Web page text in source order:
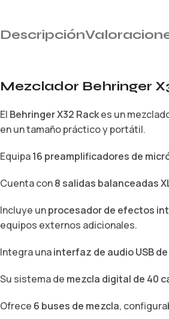
Descripción
Mezclador Behringer
El Behringer X32 Rackes un
en un tamaño práctico y portátil.
Equipa16 preamplificadores de
Cuenta con8 salidas balanceadas
Incluye unprocesador de efectos
equipos externos adicionales.
Integra unainterfaz de audio USB
Su sistema de mezcla digital de 40
Ofrece 6 buses de mezcla,